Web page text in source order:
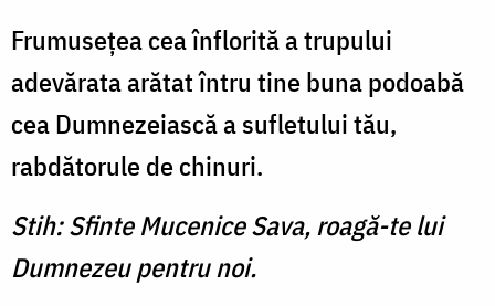
Frumuseţea cea înflorită a trupului
adevărata arătat întru tine buna podoabă
cea Dumne­zeiască a sufletului tău,
rabdătorule de chinuri.
Stih: Sfinte Mucenice Sava, roagă-te lui
Dumnezeu pentru noi.